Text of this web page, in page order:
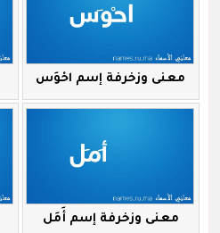
معنى وزخرفة إسم احْوَس
معنى وزخرفة إسم أَمَل